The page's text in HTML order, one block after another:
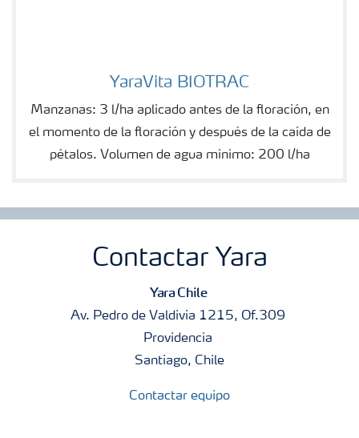
YaraVita BIOTRAC
Manzanas: 3 l/ha aplicado antes de la floración, en
el momento de la floración y después de la caída de
pétalos. Volumen de agua mínimo: 200 l/ha
Contactar Yara
Yara Chile
Av. Pedro de Valdivia 1215, Of.309
Providencia
Santiago, Chile
Contactar equipo